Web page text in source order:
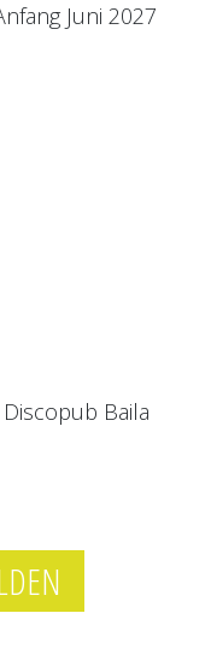
Juni 2027
Baila